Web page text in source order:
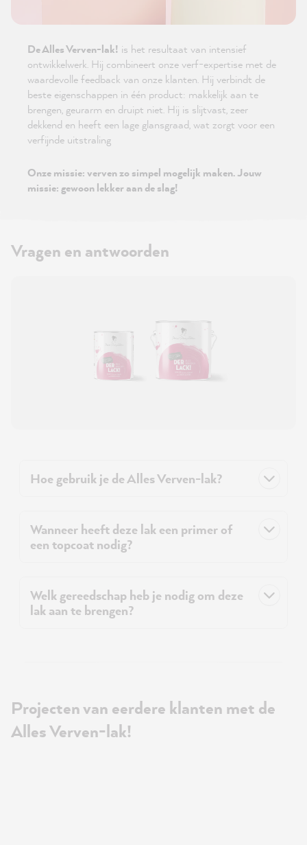
De Alles Verven-lak! is het resultaat van intensief
ontwikkelwerk. Hij combineert onze verf-expertise met de
waardevolle feedback van onze klanten. Hij verbindt de
beste eigenschappen in één product: makkelijk aan te
brengen, geurarm en druipt niet. Hij is slijtvast, zeer
dekkend en heeft een lage glansgraad, wat zorgt voor een
verfijnde uitstraling
Onze missie: verven zo simpel mogelijk maken. Jouw
missie: gewoon lekker aan de slag!
Vragen en antwoorden
Hoe gebruik je de Alles Verven-lak?
Wanneer heeft deze lak een primer of
een topcoat nodig?
Welk gereedschap heb je nodig om deze
lak aan te brengen?
Projecten van eerdere klanten met de
Alles Verven-lak!